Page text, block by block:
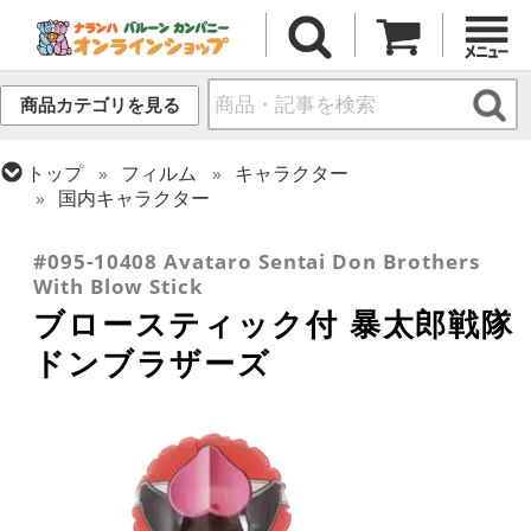
商品カテゴリを見る
トップ フィルム
キャラクター
国内キャラクター
ひなまつり・こどもの日
#095-10408 Avataro Sentai Don Brothers
With Blow Stick
ブロースティック付 暴太郎戦隊
ドンブラザーズ